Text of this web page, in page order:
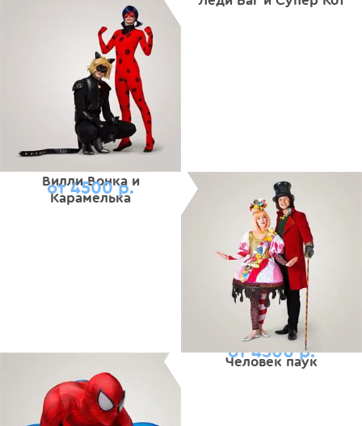
Вилли Вонка и
Карамелька
от 4500 р.
Человек паук
от 4500 р.